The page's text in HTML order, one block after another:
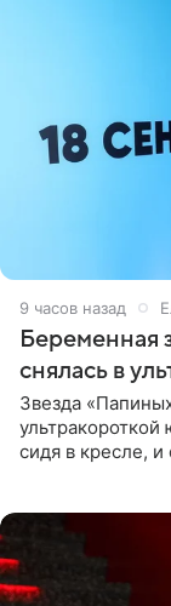
9 часов назад
Беременная
снялась в
Звезда
сидя в кресле,